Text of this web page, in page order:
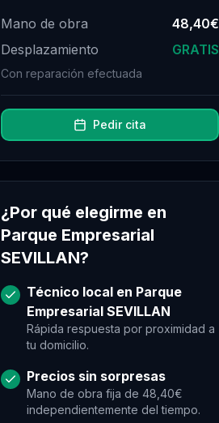
Mano de obra
48,40€
Desplazamiento
GRATIS
Con reparación efectuada
Pedir cita
¿Por qué elegirme en
Parque Empresarial
SEVILLAN?
Técnico local en Parque
Empresarial SEVILLAN
Rápida respuesta por proximidad a
tu domicilio.
Precios sin sorpresas
Mano de obra fija de 48,40€
independientemente del tiempo.